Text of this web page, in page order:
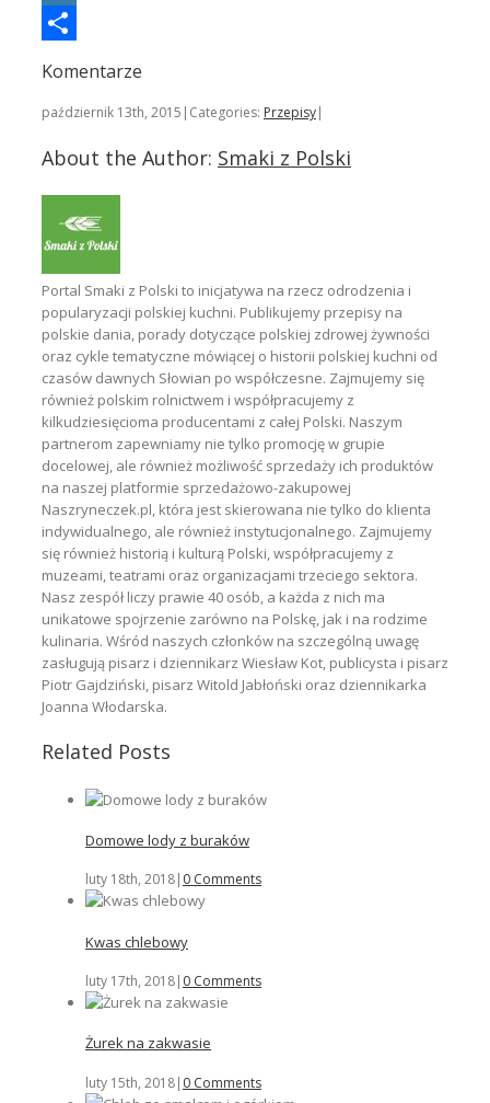
Wykop
Komentarze
październik 13th, 2015 | Categories: Przepisy|
About the Author: Smaki z Polski
Portal Smaki z Polski to inicjatywa na rzecz odrodzenia i
popularyzacji polskiej kuchni. Publikujemy przepisy na
polskie dania, porady dotyczące polskiej zdrowej żywności
oraz cykle tematyczne mówiącej o historii polskiej kuchni od
czasów dawnych Słowian po współczesne. Zajmujemy się
również polskim rolnictwem i współpracujemy z
kilkudziesięcioma producentami z całej Polski. Naszym
partnerom zapewniamy nie tylko promocję w grupie
docelowej, ale również możliwość sprzedaży ich produktów
na naszej platformie sprzedażowo-zakupowej
Naszryneczek.pl, która jest skierowana nie tylko do klienta
indywidualnego, ale również instytucjonalnego. Zajmujemy
się również historią i kulturą Polski, współpracujemy z
muzeami, teatrami oraz organizacjami trzeciego sektora.
Nasz zespół liczy prawie 40 osób, a każda z nich ma
unikatowe spojrzenie zarówno na Polskę, jak i na rodzime
kulinaria. Wśród naszych członków na szczególną uwagę
zasługują pisarz i dziennikarz Wiesław Kot, publicysta i pisarz
Piotr Gajdziński, pisarz Witold Jabłoński oraz dziennikarka
Joanna Włodarska.
Related Posts
Domowe lody z buraków
luty 18th, 2018 0 Comments
Kwas chlebowy
luty 17th, 2018| 0 Comments
Żurek na zakwasie
luty 15th, 2018| 0 Comments